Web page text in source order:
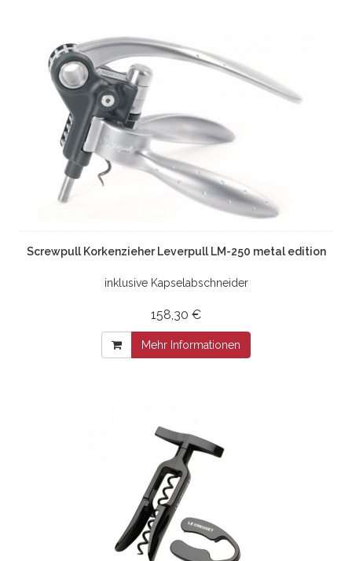
Screwpull Korkenzieher Leverpull LM-250 metal edition
inklusive Kapselabschneider
158,30 €
Mehr Informationen